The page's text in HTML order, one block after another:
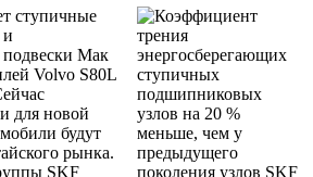
ступичные
Мак
Volvo S80L
для новой
будут
рынка.
SKF